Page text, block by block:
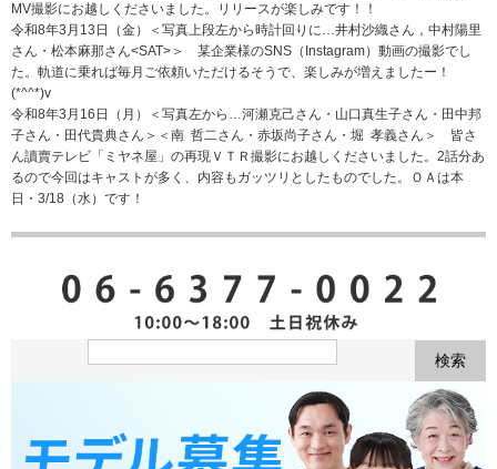
MV撮影にお越しくださいました。リリースが楽しみです！！
令和8年3月13日（金）＜写真上段左から時計回りに…井村沙織さん，中村陽里
さん・松本麻那さん<SAT>＞ 某企業様のSNS（Instagram）動画の撮影でし
た。軌道に乗れば毎月ご依頼いただけるそうで、楽しみが増えましたー！
(*^^*)v
令和8年3月16日（月）＜写真左から…河瀬克己さん・山口真生子さん・田中邦
子さん・田代貴典さん＞＜南 哲二さん・赤坂尚子さん・堀 孝義さん＞ 皆さ
ん讀賣テレビ「ミヤネ屋」の再現ＶＴＲ撮影にお越しくださいました。2話分あ
るので今回はキャストが多く、内容もガッツリとしたものでした。ＯＡは本
日・3/18（水）です！